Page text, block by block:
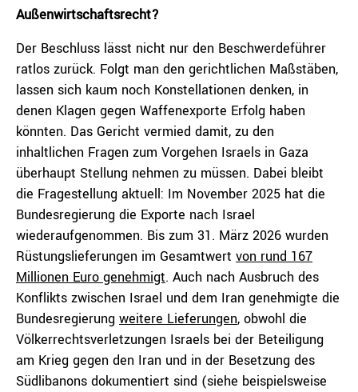
Außenwirtschaftsrecht?
Der Beschluss lässt nicht nur den Beschwerdeführer
ratlos zurück. Folgt man den gerichtlichen Maßstäben,
lassen sich kaum noch Konstellationen denken, in
denen Klagen gegen Waffenexporte Erfolg haben
könnten. Das Gericht vermied damit, zu den
inhaltlichen Fragen zum Vorgehen Israels in Gaza
überhaupt Stellung nehmen zu müssen. Dabei bleibt
die Fragestellung aktuell: Im November 2025 hat die
Bundesregierung die Exporte nach Israel
wiederaufgenommen. Bis zum 31. März 2026 wurden
Rüstungslieferungen im Gesamtwert von rund 167
Millionen Euro genehmigt. Auch nach Ausbruch des
Konflikts zwischen Israel und dem Iran genehmigte die
Bundesregierung weitere Lieferungen, obwohl die
Völkerrechtsverletzungen Israels bei der Beteiligung
am Krieg gegen den Iran und in der Besetzung des
Südlibanons dokumentiert sind (siehe beispielsweise